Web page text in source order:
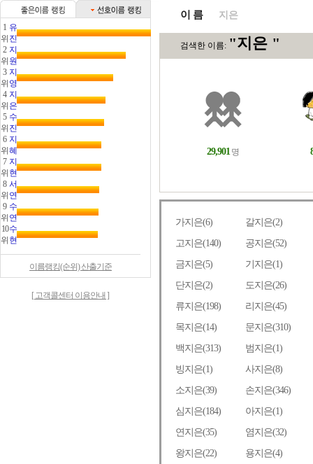
1
위
유
진
2
위
지
원
3
위
지
영
4
위
지
은
5
위
수
진
6
위
지
혜
7
위
지
현
8
위
서
연
9
위
수
연
10
위
수
현
이름랭킹(순위) 산출기준
[ 고객콜센터 이용안내 ]
이 름